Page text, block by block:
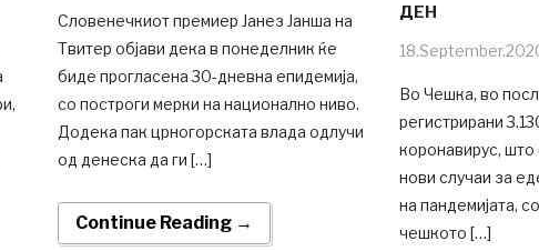
Словенечкиот премиер Јанез Јанша на
Твитер објави дека в понеделник ќе
биде прогласена 30-дневна епидемија,
со построги мерки на национално ниво.
Додека пак црногорската влада одлучи
од денеска да ги […]
Continue Reading →
ДЕН
Во Чешка, во
регистрирани
коронавирус, што
нови случаи за
на пандемијата,
чешкото […]